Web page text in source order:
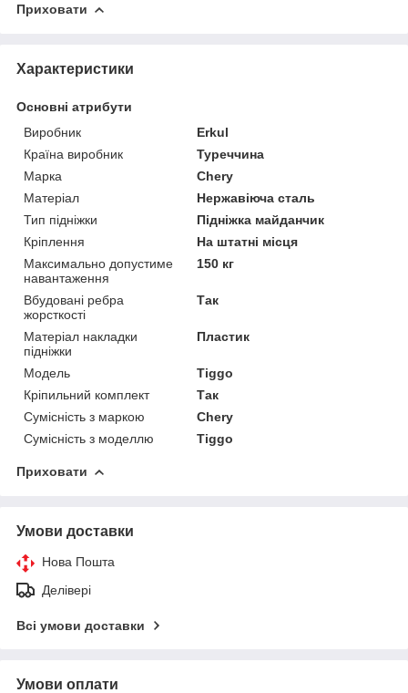
Приховати
Характеристики
Основні атрибути
Виробник
Erkul
Країна виробник
Туреччина
Марка
Chery
Матеріал
Нержавіюча сталь
Тип підніжки
Підніжка майданчик
Кріплення
На штатні місця
Максимально допустиме
навантаження
150 кг
Вбудовані ребра
жорсткості
Так
Матеріал накладки
підніжки
Пластик
Модель
Tiggo
Кріпильний комплект
Так
Сумісність з маркою
Chery
Сумісність з моделлю
Tiggo
Приховати
Умови доставки
Нова Пошта
Делівері
Всі умови доставки
Умови оплати